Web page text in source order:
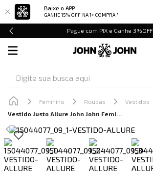
Baixe o APP
GANHE 15% OFF NA 1ª COMPRA *
Pague com PIX e Ganhe 3%OFF
Feminino Roupas
Vestidos
Vestido Justo Allure John John Feminino